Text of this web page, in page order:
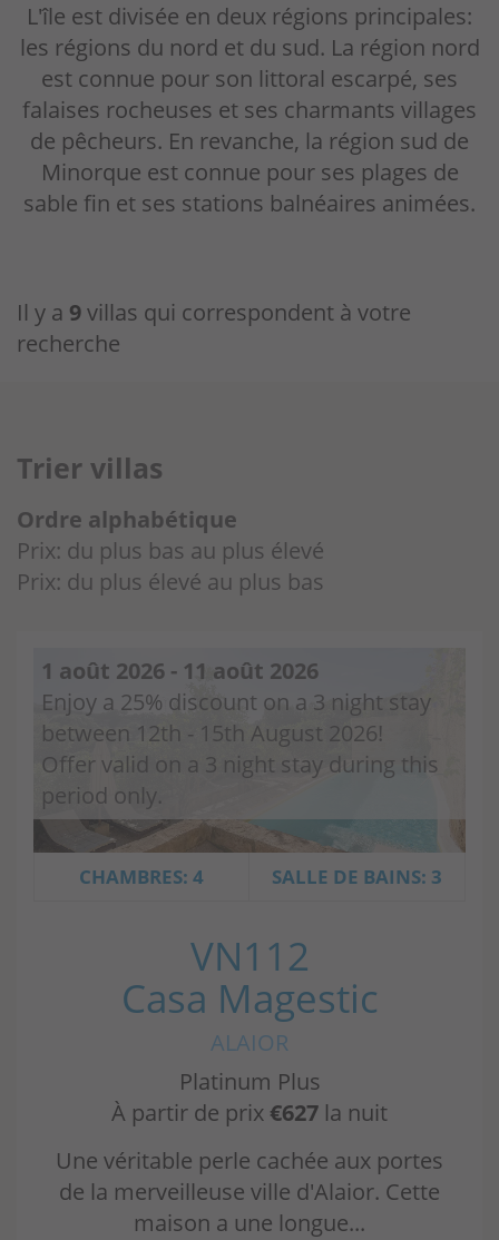
Inspiration
Villas
Minorque
Offres
Propriétaires
L'île est divisée en deux régions principales:
les régions du nord et du sud. La région nord
est connue pour son littoral escarpé, ses
falaises rocheuses et ses charmants villages
de pêcheurs. En revanche, la région sud de
Minorque est connue pour ses plages de
sable fin et ses stations balnéaires animées.
Il y a 9villas qui correspondent à votre
recherche
Trier villas
Ordre alphabétique
Prix: du plus bas au plus élevé
Prix: du plus élevé au plus bas
1 août 2026 - 11 août 2026
Enjoy a 25% discount on a 3 night stay
between 12th - 15th August 2026!
Offer valid on a 3 night stay during this
period only.
CHAMBRES: 4 SALLE DE BAINS: 3
VN112
Casa Magestic
ALAIOR
Platinum Plus
À partir de prix €627 la nuit
Une véritable perle cachée aux portes
de la merveilleuse ville d'Alaior. Cette
maison a une longue...